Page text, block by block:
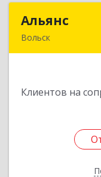
Альянс
Вольск
Клиентов на